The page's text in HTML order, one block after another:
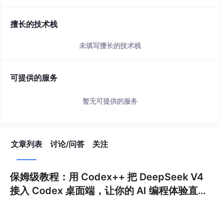
擅长的技术栈
未填写擅长的技术栈
可提供的服务
暂无可提供的服务
文章列表 讨论/问答 关注
保姆级教程：用 Codex++ 把 DeepSeek V4
接入 Codex 桌面端，让你的 AI 编程体验直接